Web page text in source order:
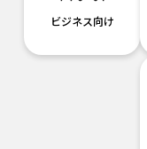
ビジネス向け